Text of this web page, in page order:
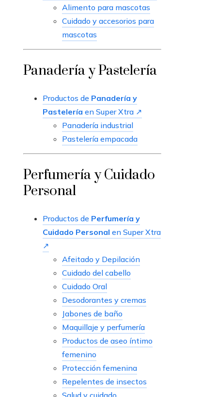
Alimento para mascotas
Cuidado y accesorios para
mascotas
Panadería y Pastelería
Productos de Panadería y
Pastelería en Super Xtra ↗
Panadería industrial
Pastelería empacada
Perfumería y Cuidado
Personal
Productos de Perfumería y
Cuidado Personal en Super Xtra
↗
Afeitado y Depilación
Cuidado del cabello
Cuidado Oral
Desodorantes y cremas
Jabones de baño
Maquillaje y perfumería
Productos de aseo íntimo
femenino
Protección femenina
Repelentes de insectos
Salud y cuidado